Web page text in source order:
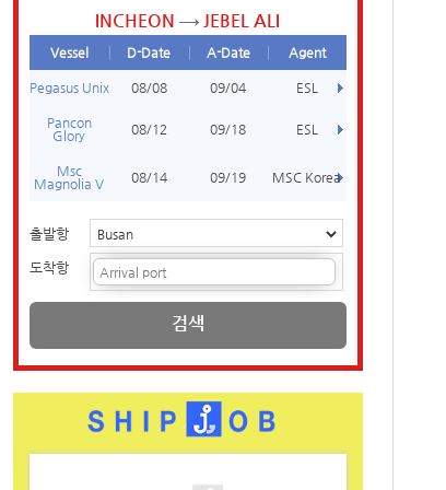
INCHEON JEBEL ALI
Vessel D-Date A-Date Agent
Pegasus Unix 08/08 09/04 ESL
Pancon
Glory
08/12 09/18 ESL
Msc
Magnolia V
08/14 09/19 MSC Korea
출발항
도착항
검색